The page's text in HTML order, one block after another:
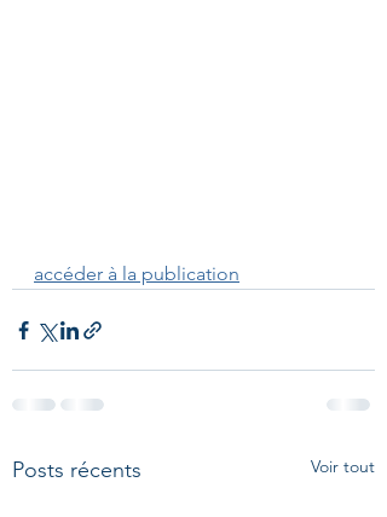
accéder à la publication
Posts récents Voir tout